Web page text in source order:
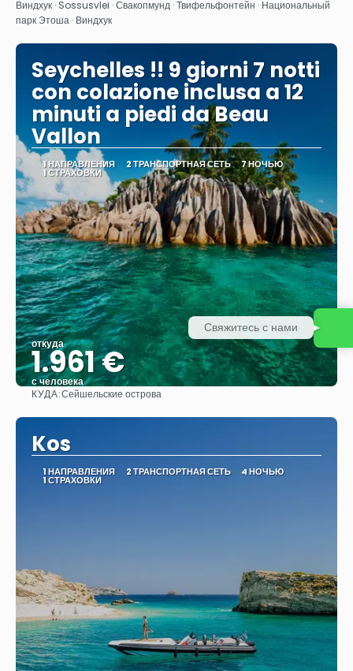
Видеть
Виндхук · Sossusvlei · Свакопмунд · Твифельфонтейн · Национальный
парк Этоша · Виндхук
Seychelles !! 9 giorni 7 notti
con colazione inclusa a 12
minuti a piedi da Beau
Vallon
1 НАПРАВЛЕНИЯ 2 ТРАНСПОРТНАЯ СЕТЬ 7 НОЧЬЮ
1 СТРАХОВКИ
откуда
1.961 €
с человека
Видеть
КУДА:Сейшельские острова
Kos
1 НАПРАВЛЕНИЯ 2 ТРАНСПОРТНАЯ СЕТЬ 4 НОЧЬЮ
1 СТРАХОВКИ
Свяжитесь с нами